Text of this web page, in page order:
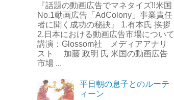
『話題の動画広告でマネタイズ!!米国
No.1動画広告「AdColony」事業責任
者に聞く成功の秘訣』 1.有本氏 挨拶
2.日本における動画広告市場について
講演：Glossom社 メディアアナリ
スト 加藤 政明 氏 米国の動画広告
市場 ...
平日朝の息子とのルーテ
ィーン